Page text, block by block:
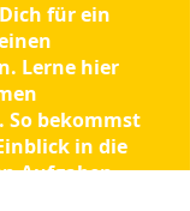
für ein
Lerne hier
So bekommst
in die
Aufgaben